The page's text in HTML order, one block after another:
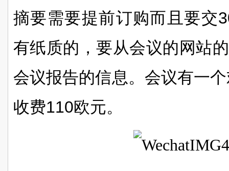
摘要需要提前订购而且要交
有纸质的，要从会议的网站的
会议报告的信息。会议有一
收费110欧元。